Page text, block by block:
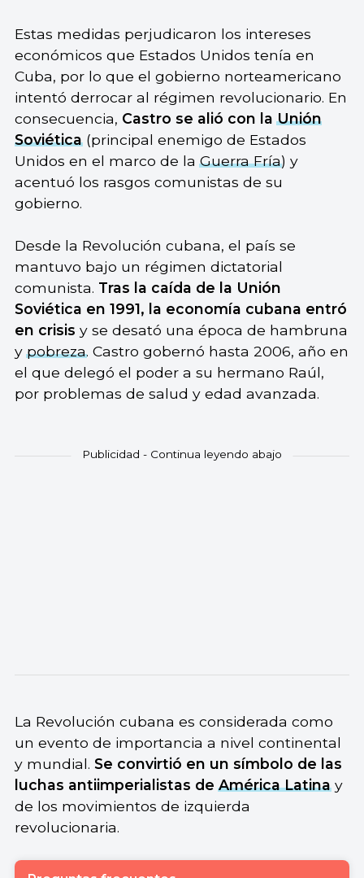
Estas medidas perjudicaron los intereses
económicos que Estados Unidos tenía en
Cuba, por lo que el gobierno norteamericano
intentó derrocar al régimen revolucionario. En
consecuencia, Castro se alió con laUnión
Soviética(principal enemigo de Estados
Unidos en el marco de laGuerra Fría) y
acentuó los rasgos comunistas de su
gobierno.
Desde la Revolución cubana, el país se
mantuvo bajo un régimen dictatorial
comunista. Tras la caída de la Unión
Soviética en 1991, la economía cubana entró
en crisis y se desató una época de hambruna
ypobreza. Castro gobernó hasta 2006, año en
el que delegó el poder a su hermano Raúl,
por problemas de salud y edad avanzada.
La Revolución cubana es considerada como
un evento de importancia a nivel continental
y mundial. Se convirtió en un símbolo de las
luchas antiimperialistas deAmérica Latinay
de los movimientos de izquierda
revolucionaria.